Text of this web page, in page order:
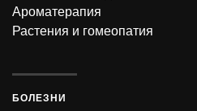
Ароматерапия
Растения и гомеопатия
БОЛЕЗНИ